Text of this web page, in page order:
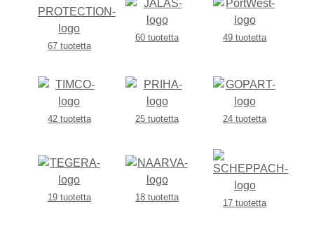
67 tuotetta
60 tuotetta 49 tuotetta
42 tuotetta 25 tuotetta 24 tuotetta
19 tuotetta 18 tuotetta
17 tuotetta